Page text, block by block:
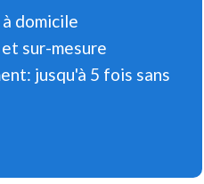
domicile
sur-mesure
jusqu'à 5 fois sans